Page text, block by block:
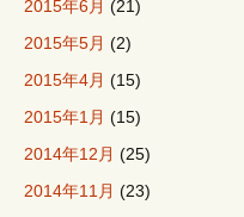
2015年6月 (21)
2015年5月 (2)
2015年4月 (15)
2015年1月 (15)
2014年12月 (25)
2014年11月 (23)